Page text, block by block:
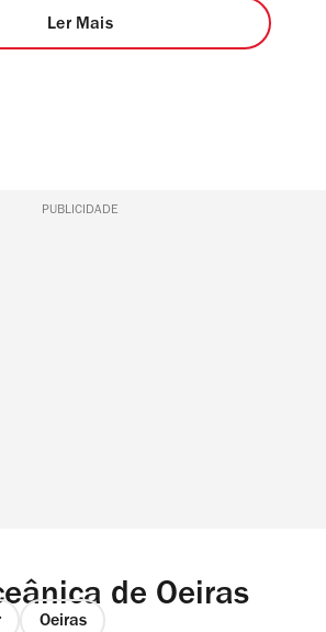
Ler Mais
PUBLICIDADE
de Oeiras
Oeiras